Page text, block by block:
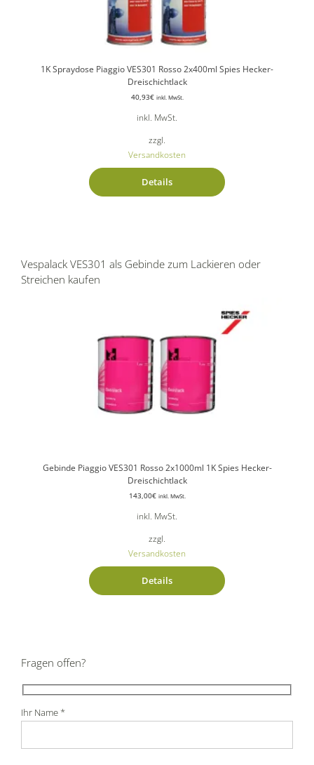
1K Spraydose Piaggio VES301 Rosso 2x400ml Spies Hecker-
Dreischichtlack
40,93€ inkl. MwSt.
inkl. MwSt.
zzgl.
Versandkosten
Details
Vespalack VES301 als Gebinde zum Lackieren oder
Streichen kaufen
Gebinde Piaggio VES301 Rosso 2x1000ml 1K Spies Hecker-
Dreischichtlack
143,00€ inkl. MwSt.
inkl. MwSt.
zzgl.
Versandkosten
Details
Fragen offen?
Ihr Name *